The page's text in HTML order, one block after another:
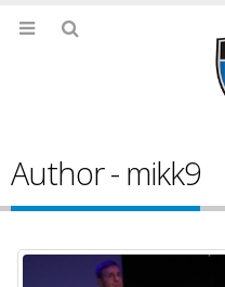
Author - mikk9